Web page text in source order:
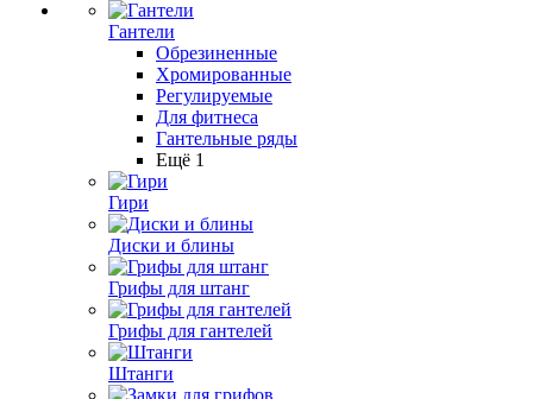
Гантели
Обрезиненные
Хромированные
Регулируемые
Для фитнеса
Гантельные ряды
Ещё 1
Гири
Диски и блины
Грифы для штанг
Грифы для гантелей
Штанги